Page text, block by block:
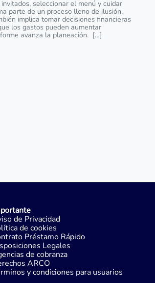
seleccionar el menú y cuidar
parte de un proceso lleno de ilusión.
implica tomar decisiones financieras
los gastos pueden aumentar
avanza la planeación. […]
de Privacidad
de cookies
Préstamo Rápido
Legales
de cobranza
ARCO
y condiciones para usuarios